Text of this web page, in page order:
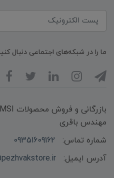
ما را در شبکه‌های اجتماعی دنبال
مهندس باقری
شماره تماس:
09351609162
آدرس ایمیل: